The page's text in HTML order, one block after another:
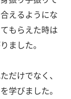
えるようにな
もらえた時は
ました。
だけでなく、
学びました。